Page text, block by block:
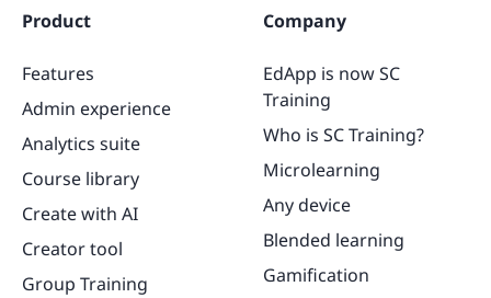
Product
Features
Admin experience
Analytics suite
Course library
Create with AI
Creator tool
Group Training
Company
EdApp is now SC
Training
Who is SC Training?
Microlearning
Any device
Blended learning
Gamification